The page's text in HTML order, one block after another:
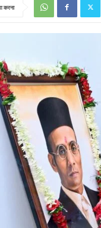
करना